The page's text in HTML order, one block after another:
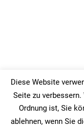
Diese Website
Seite zu
Ordnung ist, Sie
ablehnen, wenn Sie